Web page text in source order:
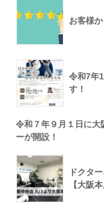
お客様
令和7年
す！
令和７年９月１日に大
ーが開設！
ドクタ
【大阪